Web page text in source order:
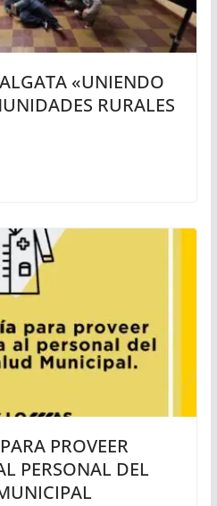
«UNIENDO
RURALES
PROVEER
PERSONAL DEL